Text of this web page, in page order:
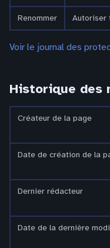
Renommer Autoriser
Voir le journal des
Historique des
Créateur de la page
Date de création de la
Dernier rédacteur
Date de la dernière